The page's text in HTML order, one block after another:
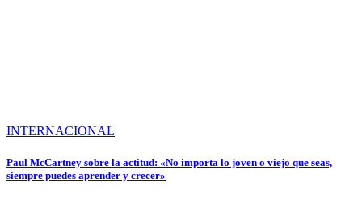
INTERNACIONAL
Paul McCartney sobre la actitud: «No importa lo joven o viejo que seas,
siempre puedes aprender y crecer»